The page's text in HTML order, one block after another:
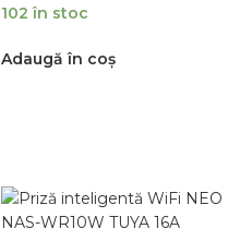
102 în stoc
Adaugă în coș